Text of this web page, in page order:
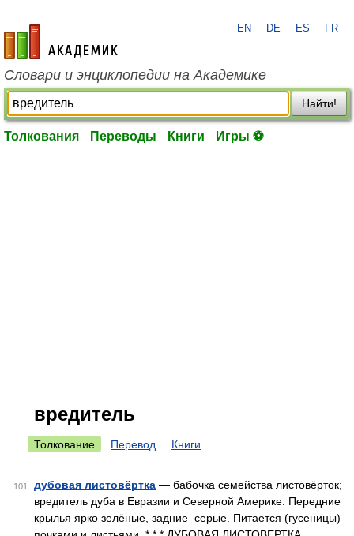
academic.ru
EN DE ES FR
Словари и энциклопедии на Академике
Найти!
Толкования Переводы Книги Игры ⚽
вредитель
Толкование Перевод Книги
101 дубовая листовёртка — бабочка семейства листовёрток;
вредитель дуба в Евразии и Северной Америке. Передние
крылья ярко зелёные, задние серые. Питается (гусеницы)